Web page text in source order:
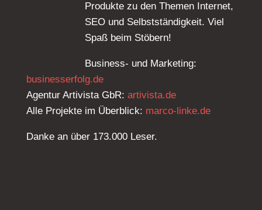
Produkte zu den Themen Internet,
SEO und Selbstständigkeit. Viel
Spaß beim Stöbern!
Business- und Marketing:
businesserfolg.de
Agentur Artivista GbR: artivista.de
Alle Projekte im Überblick: marco-linke.de
Danke an über 173.000 Leser.